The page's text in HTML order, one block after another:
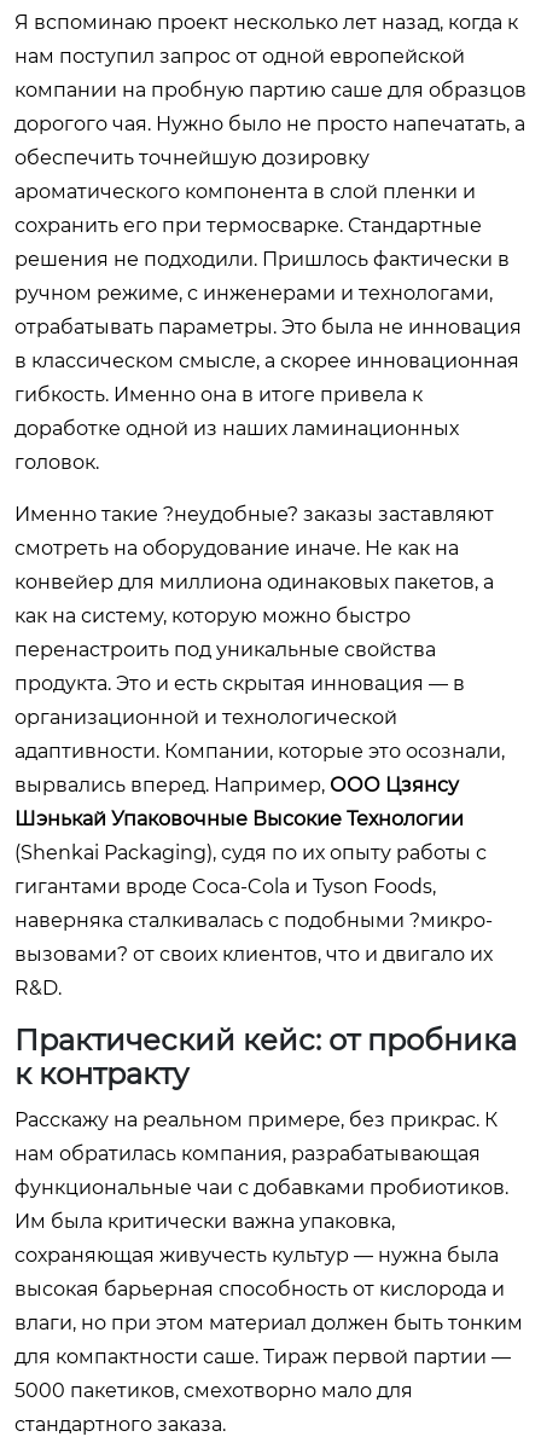
Я вспоминаю проект несколько лет назад, когда к
нам поступил запрос от одной европейской
компании на пробную партию саше для образцов
дорогого чая. Нужно было не просто напечатать, а
обеспечить точнейшую дозировку
ароматического компонента в слой пленки и
сохранить его при термосварке. Стандартные
решения не подходили. Пришлось фактически в
ручном режиме, с инженерами и технологами,
отрабатывать параметры. Это была не инновация
в классическом смысле, а скорее инновационная
гибкость. Именно она в итоге привела к
доработке одной из наших ламинационных
головок.
Именно такие ?неудобные? заказы заставляют
смотреть на оборудование иначе. Не как на
конвейер для миллиона одинаковых пакетов, а
как на систему, которую можно быстро
перенастроить под уникальные свойства
продукта. Это и есть скрытая инновация — в
организационной и технологической
адаптивности. Компании, которые это осознали,
вырвались вперед. Например, ООО Цзянсу
Шэнькай Упаковочные Высокие Технологии
(Shenkai Packaging), судя по их опыту работы с
гигантами вроде Coca-Cola и Tyson Foods,
наверняка сталкивалась с подобными ?микро-
вызовами? от своих клиентов, что и двигало их
R&D.
Практический кейс: от пробника
к контракту
Расскажу на реальном примере, без прикрас. К
нам обратилась компания, разрабатывающая
функциональные чаи с добавками пробиотиков.
Им была критически важна упаковка,
сохраняющая живучесть культур — нужна была
высокая барьерная способность от кислорода и
влаги, но при этом материал должен быть тонким
для компактности саше. Тираж первой партии —
5000 пакетиков, смехотворно мало для
стандартного заказа.